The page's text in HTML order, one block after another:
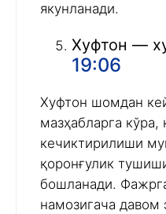
якунланади.
Хуфтон —
19:06
Хуфтон шомдан
мазҳабларга
кечиктирилиши
қоронғулик
бошланади.
намозигача